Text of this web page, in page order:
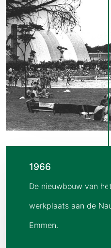
1966
De nieuwbouw van
werkplaats aan de
Emmen.